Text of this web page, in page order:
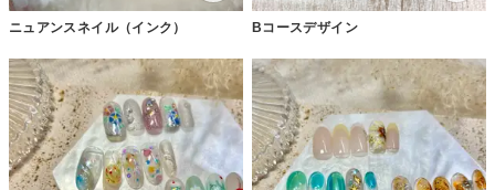
ニュアンスネイル（インク） Bコースデザイン